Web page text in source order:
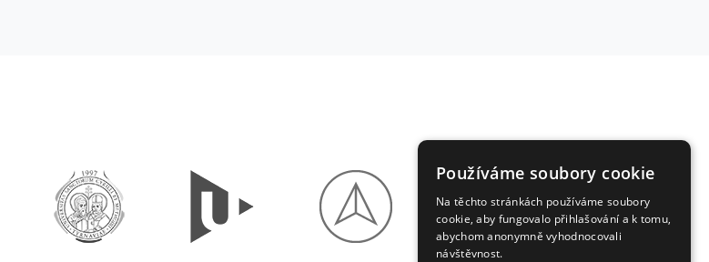
Používáme soubory cookie
Na těchto stránkách používáme soubory
cookie, aby fungovalo přihlašování a k tomu,
abychom anonymně vyhodnocovali
návštěvnost.